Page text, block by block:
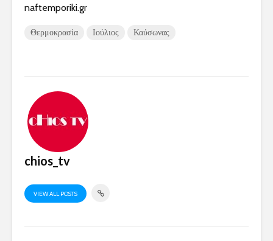
naftemporiki.gr
Θερμοκρασία Ιούλιος Καύσωνας
chios_tv
VIEW ALL POSTS